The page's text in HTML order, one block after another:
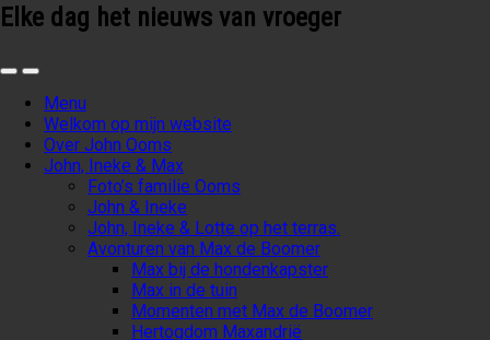
Elke dag het nieuws van vroeger
Menu
Welkom op mijn website
Over John Ooms
John, Ineke & Max
Foto’s familie Ooms
John & Ineke
John, Ineke & Lotte op het terras.
Avonturen van Max de Boomer
Max bij de hondenkapster
Max in de tuin
Momenten met Max de Boomer
Hertogdom Maxandrië